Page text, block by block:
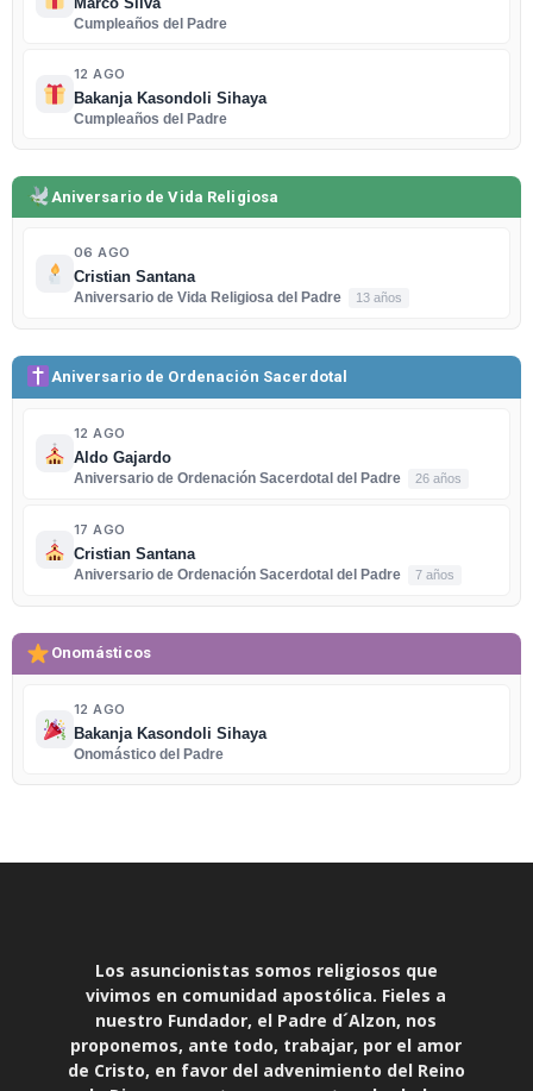
Marco Silva
Cumpleaños del Padre
12 AGO
Bakanja Kasondoli Sihaya
Cumpleaños del Padre
Aniversario de Vida Religiosa
06 AGO
Cristian Santana
Aniversario de Vida Religiosa del Padre
13 años
Aniversario de Ordenación Sacerdotal
12 AGO
Aldo Gajardo
Aniversario de Ordenación Sacerdotal del Padre
26 años
17 AGO
Cristian Santana
Aniversario de Ordenación Sacerdotal del Padre
7 años
Onomásticos
12 AGO
Bakanja Kasondoli Sihaya
Onomástico del Padre
Los asuncionistas somos religiosos que
vivimos en comunidad apostólica. Fieles a
nuestro Fundador, el Padre d´Alzon, nos
proponemos, ante todo, trabajar, por el amor
de Cristo, en favor del advenimiento del Reino